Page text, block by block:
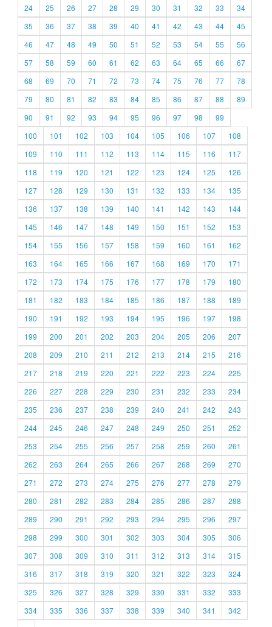
24
25 26 27 28 29 30 31 32 33
34
35
36 37 38 39 40 41 42 43 44
45
46
47 48 49 50 51 52 53 54 55
56
57
58 59 60 61 62 63 64 65 66
67
68
69 70 71 72 73 74 75 76 77
78
79
80 81 82 83 84 85 86 87 88
89
90
91 92 93 94 95 96 97 98
99
100
101 102 103 104 105 106 107
108
109
110 111 112 113 114 115 116
117
118
119 120 121 122 123 124 125
126
127
128 129 130 131 132 133 134
135
136
137 138 139 140 141 142 143
144
145
146 147 148 149 150 151 152
153
154
155 156 157 158 159 160 161
162
163
164 165 166 167 168 169 170
171
172
173 174 175 176 177 178 179
180
181
182 183 184 185 186 187 188
189
190
191 192 193 194 195 196 197
198
199
200 201 202 203 204 205 206
207
208
209 210 211 212 213 214 215
216
217
218 219 220 221 222 223 224
225
226
227 228 229 230 231 232 233
234
235
236 237 238 239 240 241 242
243
244
245 246 247 248 249 250 251
252
253
254 255 256 257 258 259 260
261
262
263 264 265 266 267 268 269
270
271
272 273 274 275 276 277 278
279
280
281 282 283 284 285 286 287
288
289
290 291 292 293 294 295 296
297
298
299 300 301 302 303 304 305
306
307
308 309 310 311 312 313 314
315
316
317 318 319 320 321 322 323
324
325
326 327 328 329 330 331 332
333
334
335 336 337 338 339 340 341
342